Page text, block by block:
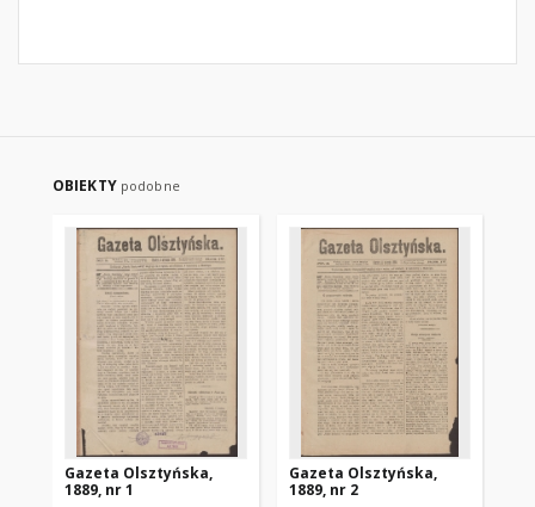
OBIEKTY podobne
Gazeta Olsztyńska,
1889, nr 1
Gazeta Olsztyńska,
1889, nr 2